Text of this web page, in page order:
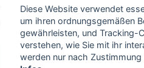
von 90
Diese Website verwendet
um ihren ordnungsgemäßen
gewährleisten, und Tracking-
verstehen, wie Sie mit ihr
werden nur nach